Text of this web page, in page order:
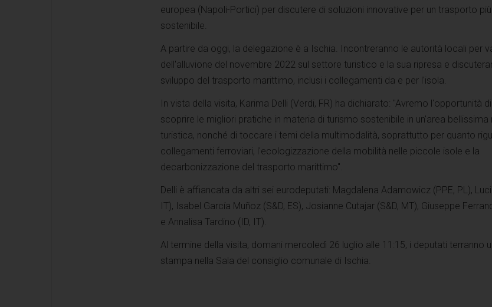
europea (Napoli-Portici) per discutere di soluzioni innovative per un trasporto
sostenibile.
A partire da oggi, la delegazione è a Ischia. Incontreranno le autorità locali per
dell'alluvione del novembre 2022 sul settore turistico e la sua ripresa e
sviluppo del trasporto marittimo, inclusi i collegamenti da e per l'isola.
In vista della visita, Karima Delli (Verdi, FR) ha dichiarato: "Avremo l'opportunità
scoprire le migliori pratiche in materia di turismo sostenibile in un'area
turistica, nonché di toccare i temi della multimodalità, soprattutto per quanto
collegamenti ferroviari, l'ecologizzazione della mobilità nelle piccole isole e la
decarbonizzazione del trasporto marittimo".
Delli è affiancata da altri sei eurodeputati: Magdalena Adamowicz (PPE, PL),
IT), Isabel García Muñoz (S&D, ES), Josianne Cutajar (S&D, MT), Giuseppe
e Annalisa Tardino (ID, IT).
Al termine della visita, domani mercoledì 26 luglio alle 11:15, i deputati terranno
stampa nella Sala del consiglio comunale di Ischia.